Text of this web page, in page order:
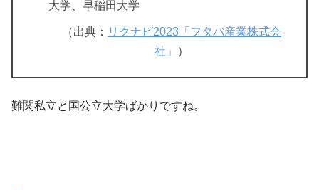
大学、早稲田大学
（出典： リクナビ2023「フタバ産業株式会
社」
）
難関私立と国公立大学ばかりですね。